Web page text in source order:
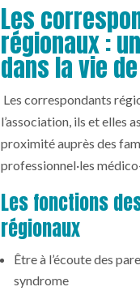
Les
régionaux :
dans la vie
Les correspondants
l’association, ils et elles
proximité auprès des
professionnel·les
Les fonctions
régionaux
Être à l’écoute des
syndrome